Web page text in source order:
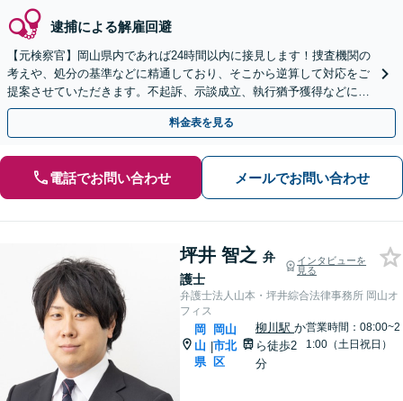
逮捕による解雇回避
【元検察官】岡山県内であれば24時間以内に接見します！捜査機関の
考えや、処分の基準などに精通しており、そこから逆算して対応をご
提案させていただきます。不起訴、示談成立、執行猶予獲得などに向
け、スムーズに対応【夜間面談可｜駐車場完備】
料金表を見る
電話でお問い合わせ メールでお問い合わせ
坪井 智之 弁
護士
インタビューを
見る
弁護士法人山本・坪井綜合法律事務所 岡山オ
フィス
岡
山
県
|
岡山
市北
区
柳川駅か
ら徒歩2
分
営業時間：08:00~2
1:00（土日祝日）